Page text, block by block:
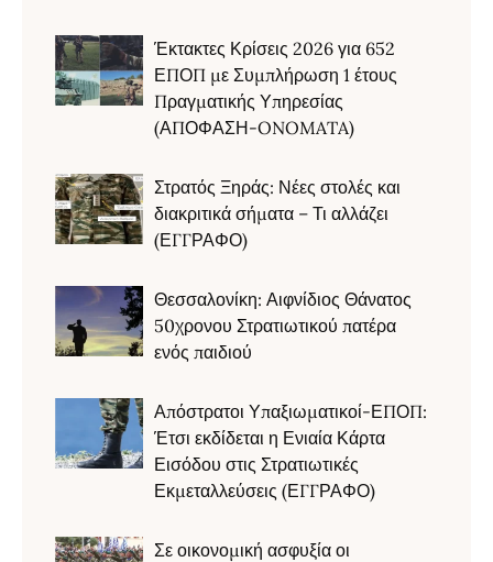
Έκτακτες Κρίσεις 2026 για 652
ΕΠΟΠ με Συμπλήρωση 1 έτους
Πραγματικής Υπηρεσίας
(ΑΠΟΦΑΣΗ-ONOMATA)
Στρατός Ξηράς: Νέες στολές και
διακριτικά σήματα – Τι αλλάζει
(ΕΓΓΡΑΦΟ)
Θεσσαλονίκη: Αιφνίδιος Θάνατος
50χρονου Στρατιωτικού πατέρα
ενός παιδιού
Απόστρατοι Υπαξιωματικοί-ΕΠΟΠ:
Έτσι εκδίδεται η Ενιαία Κάρτα
Εισόδου στις Στρατιωτικές
Εκμεταλλεύσεις (ΕΓΓΡΑΦΟ)
Σε οικονομική ασφυξία οι